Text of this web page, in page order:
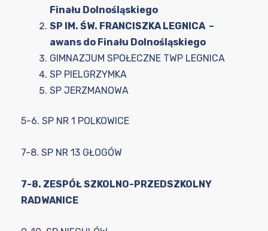
Finału Dolnośląskiego
SP IM. ŚW. FRANCISZKA LEGNICA –
awans do Finału Dolnośląskiego
GIMNAZJUM SPOŁECZNE TWP LEGNICA
SP PIELGRZYMKA
SP JERZMANOWA
5-6. SP NR 1 POLKOWICE
7-8. SP NR 13 GŁOGÓW
7-8. ZESPÓŁ SZKOLNO-PRZEDSZKOLNY
RADWANICE